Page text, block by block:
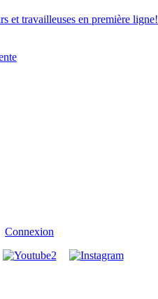
et travailleuses en première ligne!
Connexion